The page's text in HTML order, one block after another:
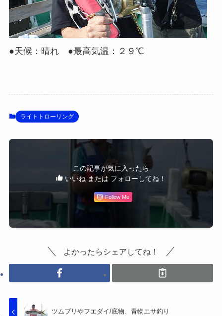
●天候：晴れ ●最高気温：２９℃
ライトトローリング
この記事が気に入ったら
いいね または フォローしてね！
Follow Me
よかったらシェアしてね！
ツムブリやフエダイ/底物、青物エサ釣り